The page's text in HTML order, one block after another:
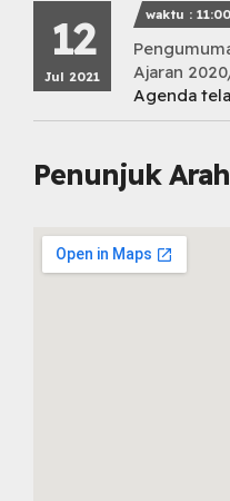
12
Jul 2021
waktu : 11:00
Ajaran
Agenda
Penunjuk Arah